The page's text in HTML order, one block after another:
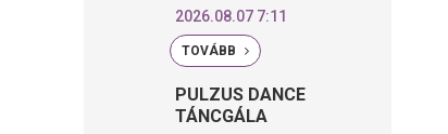
2026.08.07 7:11
TOVÁBB
PULZUS DANCE
TÁNCGÁLA